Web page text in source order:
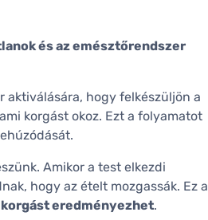
és az emésztőrendszer
aktiválására, hogy felkészüljön a
korgást okoz. Ezt a folyamatot
Amikor a test elkezdi
hogy az ételt mozgassák. Ez a
eredményezhet.